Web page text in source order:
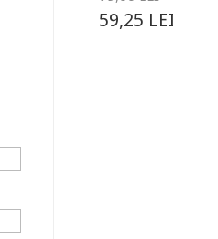
59,25 LEI